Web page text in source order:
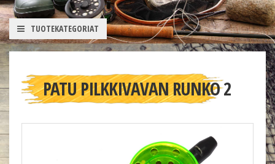
TUOTEKATEGORIAT
PATU PILKKIVAVAN RUNKO 2